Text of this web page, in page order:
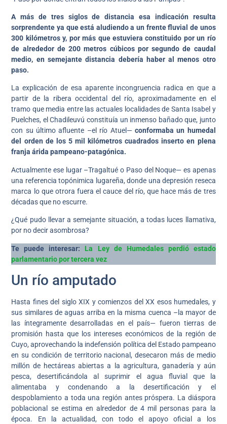
A más de tres siglos de distancia esa indicación resulta
sorprendente ya que está aludiendo a un frente fluvial de unos
300 kilómetros y, por más que estuviera constituido por un río
de alrededor de 200 metros cúbicos por segundo de caudal
medio, en semejante distancia debería haber al menos otro
paso.
La explicación de esa aparente incongruencia radica en que a
partir de la ribera occidental del río, aproximadamente en el
tramo que media entre las actuales localidades de Santa Isabel y
Puelches, el Chadileuvú constituía un inmenso bañado que, junto
con su último afluente –el río Atuel— conformaba un humedal
del orden de los 5 mil kilómetros cuadrados inserto en plena
franja árida pampeano-patagónica.
Actualmente ese lugar –Tragaltué o Paso del Noque— es apenas
una referencia topónimica lugareña, donde una depresión reseca
marca lo que otrora fuera el cauce del río, que hace más de tres
décadas que no escurre.
¿Qué pudo llevar a semejante situación, a todas luces llamativa,
por no decir asombrosa?
Te puede interesar: La Ley de Humedales perdió estado
parlamentario por tercera vez
Un río amputado
Hasta fines del siglo XIX y comienzos del XX esos humedales, y
sus similares de aguas arriba en la misma cuenca –la mayor de
las íntegramente desarrolladas en el país— fueron tierras de
promisión hasta que los intereses económicos de la región de
Cuyo, aprovechando la indefensión política del Estado pampeano
en su condición de territorio nacional, desecaron más de medio
millón de hectáreas abiertas a la agricultura, ganadería y aún
pesca, desertificándola al suprimir el agua fluvial que la
alimentaba y condenando a la desertificación y el
despoblamiento a toda una región antes próspera. La diáspora
poblacional se estima en alrededor de 4 mil personas para la
época. En la actualidad, con todo el apoyo oficial a los